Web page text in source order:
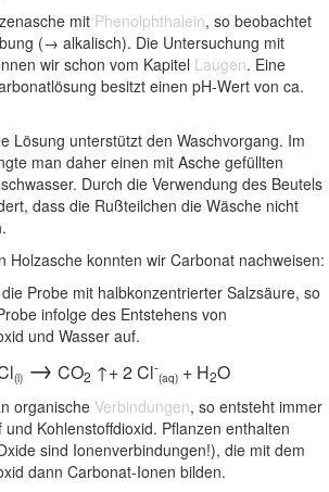
mit Phenolphthalein, so beobachtet
(→ alkalisch). Die Untersuchung mit
wir schon vom Kapitel Laugen. Eine
besitzt einen pH-Wert von ca.
Lösung unterstützt den Waschvorgang. Im
man daher einen mit Asche gefüllten
Durch die Verwendung des Beutels
dass die Rußteilchen die Wäsche nicht
Holzasche konnten wir Carbonat nachweisen:
Probe mit halbkonzentrierter Salzsäure, so
infolge des Entstehens von
und Wasser auf.
(l) → CO2 ↑+ 2 Cl-
(aq) + H2O
organische Verbindungen, so entsteht immer
und Kohlenstoffdioxid. Pflanzen enthalten
sind Ionenverbindungen!), die mit dem
dann Carbonat-Ionen bilden.